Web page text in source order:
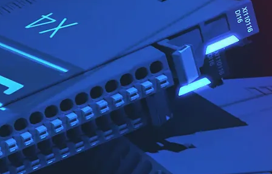
ctrlX DRIVE
Antriebssystem
ctrlX IPC
Industrie-PC